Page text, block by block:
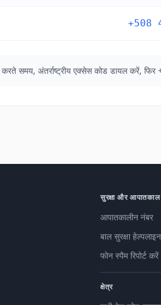
+508
समय, अंतर्राष्ट्रीय एक्सेस कोड डायल करें, फिर
सुरक्षा और आपातकाल
आपातकालीन नंबर
बाल सुरक्षा हेल्पलाइन
फोन स्पैम रिपोर्ट करें
क्षेत्र